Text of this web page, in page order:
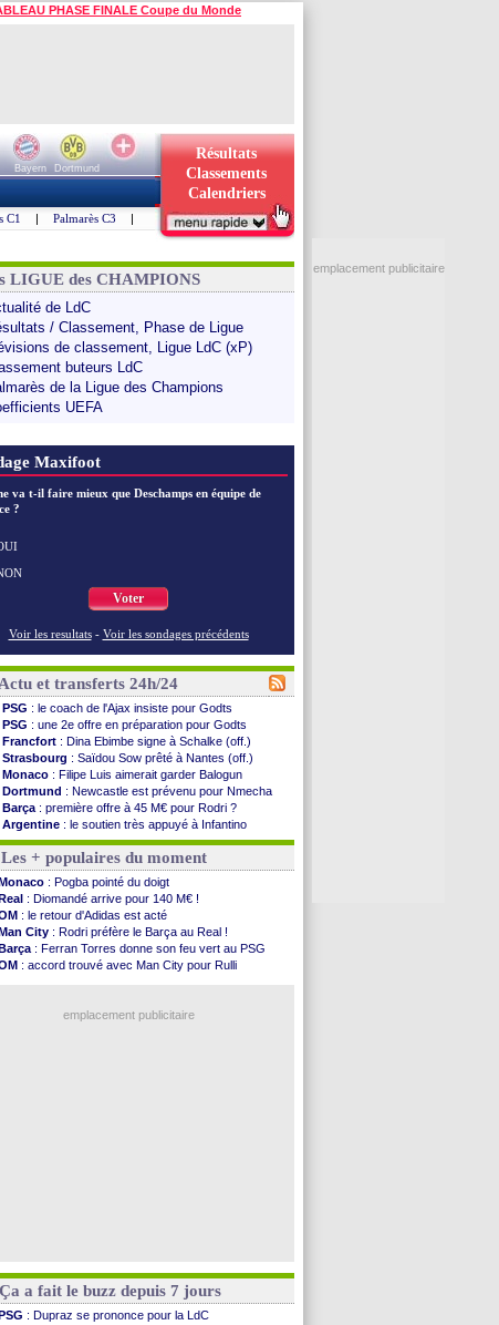
PHASE FINALE Coupe du Monde
Bayern
Dortmund
Résultats
Classements
Calendriers
C1 | Palmarès C3 |
LIGUE des CHAMPIONS
de LdC
/ Classement, Phase de Ligue
de classement, Ligue LdC (xP)
buteurs LdC
de la Ligue des Champions
UEFA
Maxifoot
va t-il faire mieux que Deschamps en équipe de
?
Voter
Voir les resultats - Voir les sondages précédents
Actu et transferts 24h/24
PSG : le coach de l'Ajax insiste pour Godts
PSG : une 2e offre en préparation pour Godts
Francfort : Dina Ebimbe signe à Schalke (off.)
Strasbourg : Saïdou Sow prêté à Nantes (off.)
Monaco : Filipe Luis aimerait garder Balogun
Dortmund : Newcastle est prévenu pour Nmecha
Barça : première offre à 45 M€ pour Rodri ?
Argentine : le soutien très appuyé à Infantino
Tottenham: Van de Ven va prolonger
Barça: l'agent de Rodri confirme !
FIFA: la CAF soutient Infantino
2030 : Rubiales charge Infantino et ...
: Embolo a des pistes alléchantes
Côte d'Ivoire : Renard affiche ses ambitions
: Haise confirme pour Aït Boudlal
City: Trafford à Leeds pour 47 M€ (off...
Man Utd: Zirkzee vers la Juventus ?
: le club prêt à libérer Kondogbia ?
Les + populaires du moment
: Pogba pointé du doigt
: Diomandé arrive pour 140 M€ !
: le retour d'Adidas est acté
City : Rodri préfère le Barça au Real !
: Ferran Torres donne son feu vert au PSG
: accord trouvé avec Man City pour Rulli
emplacement publicitaire
Ça a fait le buzz depuis 7 jours
: Dupraz se prononce pour la LdC
emplacement publicitaire